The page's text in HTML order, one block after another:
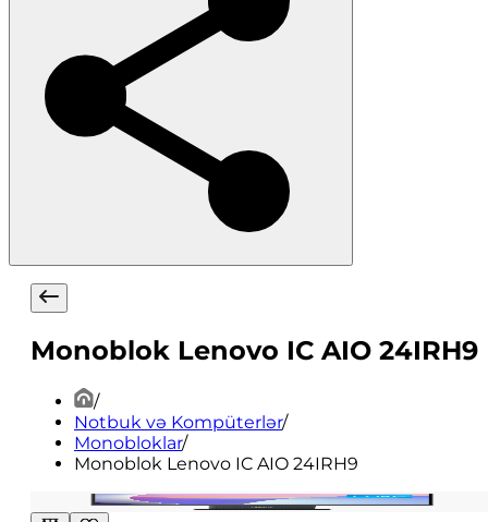
Monoblok Lenovo IC AIO 24IRH9
/
Notbuk və Kompüterlər/
Monobloklar/
Monoblok Lenovo IC AIO 24IRH9